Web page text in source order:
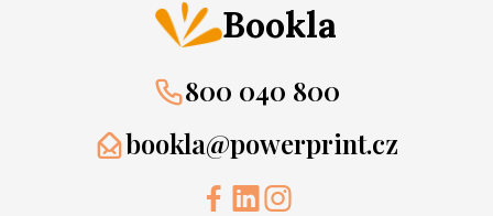
Bookla
800 040 800
bookla@powerprint.cz